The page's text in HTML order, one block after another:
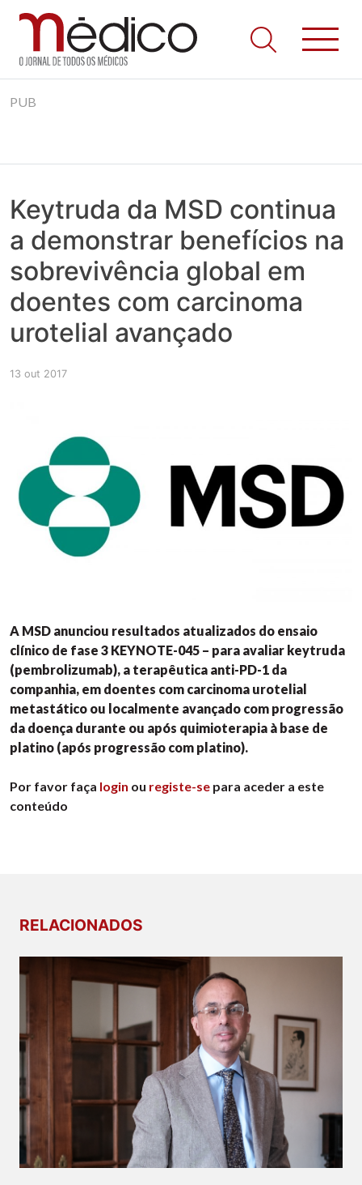
to
Jornal Médico
Médico – O Jornal de Todos os Médicos. Onde as notícias
realmente contam! Tudo o que se passa na Saúde!
PUB
Keytruda da MSD continua
a demonstrar benefícios na
sobrevivência global em
doentes com carcinoma
urotelial avançado
13 out 2017
A MSD anunciou resultados atualizados do ensaio
clínico de fase 3 KEYNOTE-045 – para avaliar keytruda
(pembrolizumab), a terapêutica anti-PD-1 da
companhia, em doentes com carcinoma urotelial
metastático ou localmente avançado com progressão
da doença durante ou após quimioterapia à base de
platino (após progressão com platino).
Por favor faça login ou registe-se para aceder a este
conteúdo
RELACIONADOS